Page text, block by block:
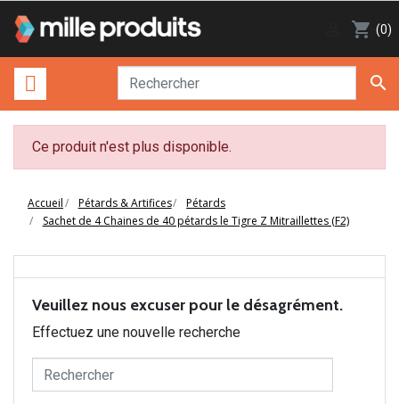
shopping_cart (0)

Ce produit n'est plus disponible.
Accueil Pétards & Artifices
Pétards
Sachet de 4 Chaines de 40 pétards le Tigre Z Mitraillettes (F2)
Veuillez nous excuser pour le désagrément.
Effectuez une nouvelle recherche